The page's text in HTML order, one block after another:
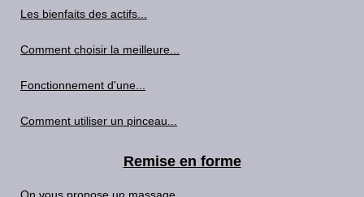
Les bienfaits des actifs...
Comment choisir la meilleure...
Fonctionnement d'une...
Comment utiliser un pinceau...
Remise en forme